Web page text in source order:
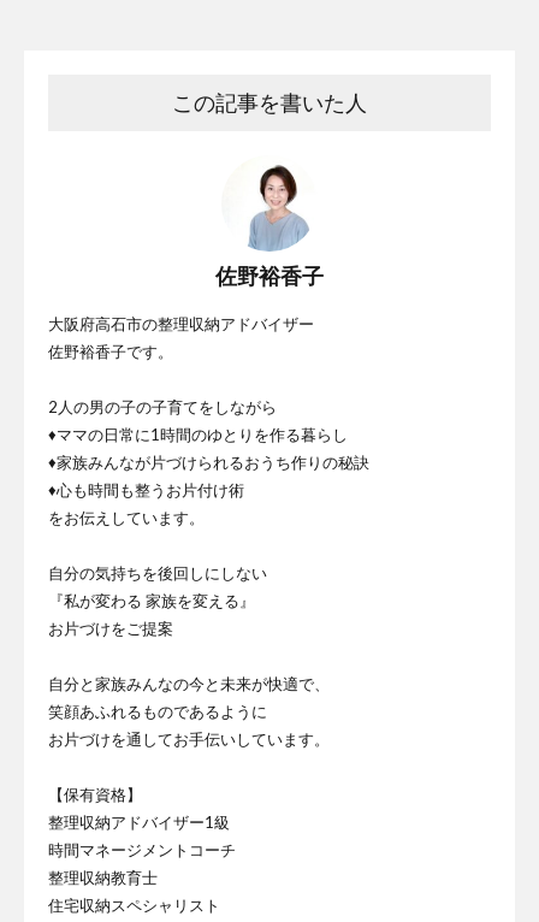
この記事を書いた人
佐野裕香子
大阪府高石市の整理収納アドバイザー
佐野裕香子です。
2人の男の子の子育てをしながら
♦ママの日常に1時間のゆとりを作る暮らし
♦家族みんなが片づけられるおうち作りの秘訣
♦心も時間も整うお片付け術
をお伝えしています。
自分の気持ちを後回しにしない
『私が変わる 家族を変える』
お片づけをご提案
自分と家族みんなの今と未来が快適で、
笑顔あふれるものであるように
お片づけを通してお手伝いしています。
【保有資格】
整理収納アドバイザー1級
時間マネージメントコーチ
整理収納教育士
住宅収納スペシャリスト